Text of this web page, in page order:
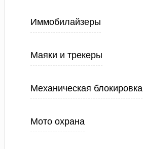
Иммобилайзеры
Маяки и трекеры
Механическая блокировка
Мото охрана